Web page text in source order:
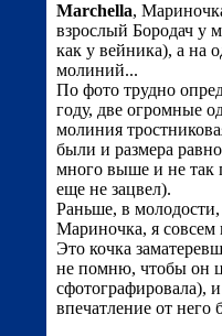
Marchella,
взрослый Бородач у
как у вейника), а на
молиний...
По фото трудно
году, две огромные
молиния
были и размера
много выше и не так
еще не зацвел).
Раньше, в
Мариночка, я совсем
Это кочка
не помню, чтобы он
сфотографировала),
впечатление от него